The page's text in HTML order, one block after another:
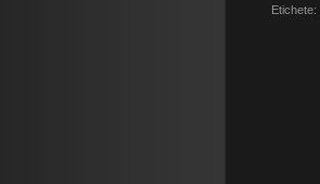
Etichete: